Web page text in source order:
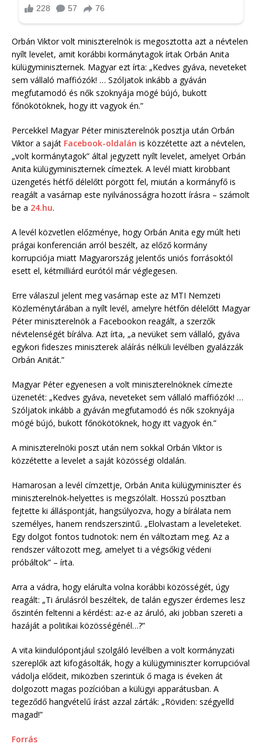
Orbán Viktor volt miniszterelnök is megosztotta azt a névtelen
nyílt levelet, amit korábbi kormánytagok írtak Orbán Anita
külügyminiszternek. Magyar ezt írta: „Kedves gyáva, neveteket
sem vállaló maffiózók! … Szóljatok inkább a gyáván
megfutamodó és nők szoknyája mögé bújó, bukott
főnökötöknek, hogy itt vagyok én.”
Percekkel Magyar Péter miniszterelnök posztja után Orbán
Viktor a saját Facebook-oldalán is közzétette azt a névtelen,
„volt kormánytagok” által jegyzett nyílt levelet, amelyet Orbán
Anita külügyminiszternek címeztek. A levél miatt kirobbant
üzengetés hétfő délelőtt pörgött fel, miután a kormányfő is
reagált a vasárnap este nyilvánosságra hozott írásra – számolt
be a 24.hu.
A levél közvetlen előzménye, hogy Orbán Anita egy múlt heti
prágai konferencián arról beszélt, az előző kormány
korrupciója miatt Magyarország jelentős uniós forrásoktól
esett el, kétmilliárd eurótól már véglegesen.
Erre válaszul jelent meg vasárnap este az MTI Nemzeti
Közleménytárában a nyílt levél, amelyre hétfőn délelőtt Magyar
Péter miniszterelnök a Facebookon reagált, a szerzők
névtelenségét bírálva. Azt írta, „a nevüket sem vállaló, gyáva
egykori fideszes miniszterek aláírás nélküli levélben gyalázzák
Orbán Anitát.”
Magyar Péter egyenesen a volt miniszterelnöknek címezte
üzenetét: „Kedves gyáva, neveteket sem vállaló maffiózók! …
Szóljatok inkább a gyáván megfutamodó és nők szoknyája
mögé bújó, bukott főnökötöknek, hogy itt vagyok én.”
A miniszterelnöki poszt után nem sokkal Orbán Viktor is
közzétette a levelet a saját közösségi oldalán.
Hamarosan a levél címzettje, Orbán Anita külügyminiszter és
miniszterelnök-helyettes is megszólalt. Hosszú posztban
fejtette ki álláspontját, hangsúlyozva, hogy a bírálata nem
személyes, hanem rendszerszintű. „Elolvastam a leveleteket.
Egy dolgot fontos tudnotok: nem én változtam meg. Az a
rendszer változott meg, amelyet ti a végsőkig védeni
próbáltok” – írta.
Arra a vádra, hogy elárulta volna korábbi közösségét, úgy
reagált: „Ti árulásról beszéltek, de talán egyszer érdemes lesz
őszintén feltenni a kérdést: az-e az áruló, aki jobban szereti a
hazáját a politikai közösségénél…?”
A vita kiindulópontjául szolgáló levélben a volt kormányzati
szereplők azt kifogásolták, hogy a külügyminiszter korrupcióval
vádolja elődeit, miközben szerintük ő maga is éveken át
dolgozott magas pozícióban a külügyi apparátusban. A
tegeződő hangvételű írást azzal zárták: „Röviden: szégyelld
magad!”
Forrás